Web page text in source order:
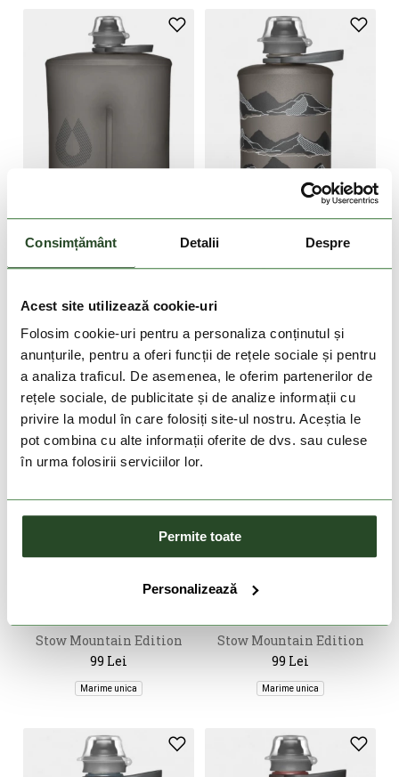
Consimțământ Detalii Despre
Acest site utilizează cookie-uri
Folosim cookie-uri pentru a personaliza conținutul și
anunțurile, pentru a oferi funcții de rețele sociale și pentru
a analiza traficul. De asemenea, le oferim partenerilor de
rețele sociale, de publicitate și de analize informații cu
privire la modul în care folosiți site-ul nostru. Aceștia le
pot combina cu alte informații oferite de dvs. sau culese
în urma folosirii serviciilor lor.
Permite toate
Personalizează
129 Lei
Marime unica Marime unica
Stow Mountain Edition
350Ml
99 Lei
Marime unica
DOAR ONLINE
Stow Mountain Edition
350Ml
99 Lei
Marime unica